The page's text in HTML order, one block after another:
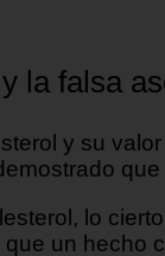
la falsa
y su
que
lo
que un hecho